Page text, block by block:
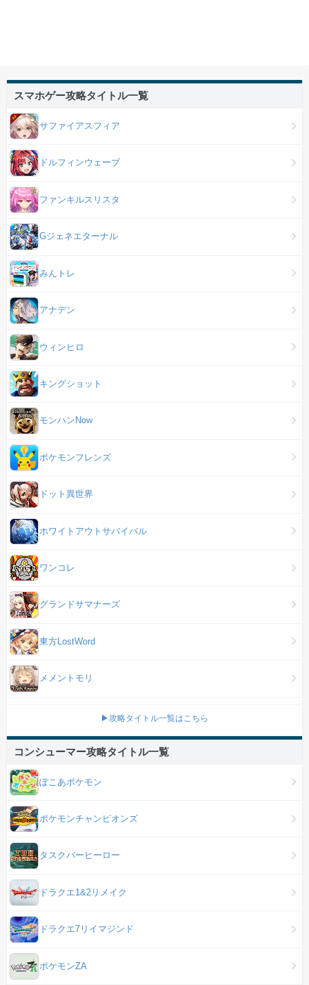
スマホゲー攻略タイトル一覧
サファイアスフィア
ドルフィンウェーブ
ファンキルスリスタ
Gジェネエターナル
みんトレ
アナデン
ウィンヒロ
キングショット
モンハンNow
ポケモンフレンズ
ドット異世界
ホワイトアウトサバイバル
ワンコレ
グランドサマナーズ
東方LostWord
メメントモリ
▶攻略タイトル一覧はこちら
コンシューマー攻略タイトル一覧
ぽこあポケモン
ポケモンチャンピオンズ
タスクバーヒーロー
ドラクエ1&2リメイク
ドラクエ7リイマジンド
ポケモンZA